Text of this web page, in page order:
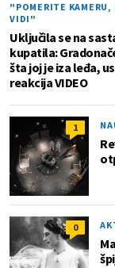
"POMERITE KAMERU,
VIDI"
Uključila se na
kupatila:
šta joj je iza leđa,
reakcija VIDEO
1
0